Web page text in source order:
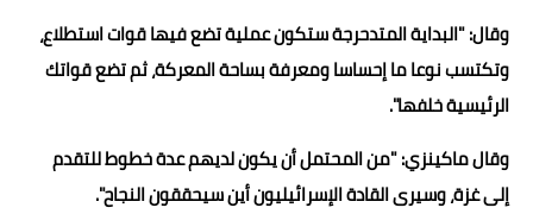
وقال: "البداية المتدحرجة ستكون عملية تضع فيها قوات استطلاع،
وتكتسب نوعا ما إحساسا ومعرفة بساحة المعركة، ثم تضع قواتك
الرئيسية خلفها".
وقال ماكينزي: "من المحتمل أن يكون لديهم عدة خطوط للتقدم
إلى غزة، وسيرى القادة الإسرائيليون أين سيحققون النجاح".